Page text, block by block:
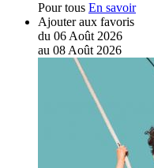
Pour tous En savoir
Ajouter aux favoris
du 06Août 2026
au 08Août 2026